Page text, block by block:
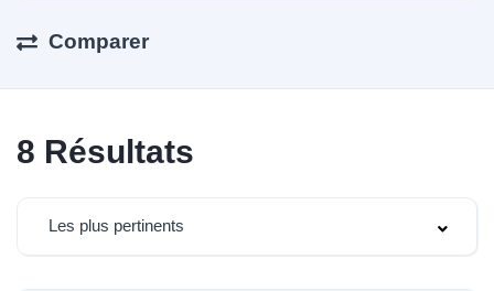
Comparer
8 Résultats
Les plus pertinents